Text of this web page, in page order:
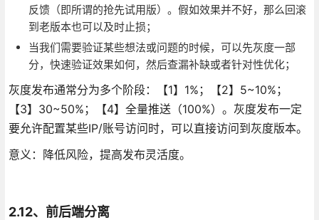
反馈（即所谓的抢先试用版）。假如效果并不好，那么回滚
到老版本也可以及时止损；
当我们需要验证某些想法或问题的时候，可以先灰度一部
分，快速验证效果如何，然后查漏补缺或者针对性优化；
灰度发布通常分为多个阶段：【1】1%；【2】5~10%；
【3】30~50%；【4】全量推送（100%）。灰度发布一定
要允许配置某些IP/账号访问时，可以直接访问到灰度版本。
意义：降低风险，提高发布灵活度。
2.12、前后端分离